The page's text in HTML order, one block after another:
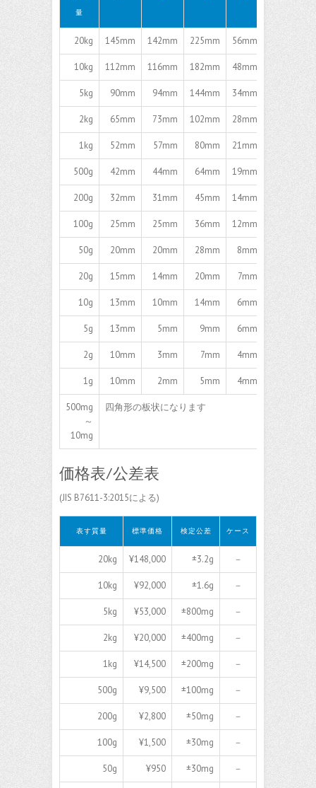
量
20kg 145mm 142mm 225mm 56mm
10kg 112mm 116mm 182mm 48mm
5kg 90mm 94mm 144mm 34mm
2kg 65mm 73mm 102mm 28mm
1kg 52mm 57mm 80mm 21mm
500g 42mm 44mm 64mm 19mm
200g 32mm 31mm 45mm 14mm
100g 25mm 25mm 36mm 12mm
50g 20mm 20mm 28mm 8mm
20g 15mm 14mm 20mm 7mm
10g 13mm 10mm 14mm 6mm
5g 13mm 5mm 9mm 6mm
2g 10mm 3mm 7mm 4mm
1g 10mm 2mm 5mm 4mm
500mg
～
10mg
四角形の板状になります
価格表/公差表
(JIS B7611-3:2015による)
表す質量 標準価格 検定公差 ケース
20kg ¥148,000 ±3.2g －
10kg ¥92,000 ±1.6g －
5kg ¥53,000 ±800mg －
2kg ¥20,000 ±400mg －
1kg ¥14,500 ±200mg －
500g ¥9,500 ±100mg －
200g ¥2,800 ±50mg －
100g ¥1,500 ±30mg －
50g ¥950 ±30mg －